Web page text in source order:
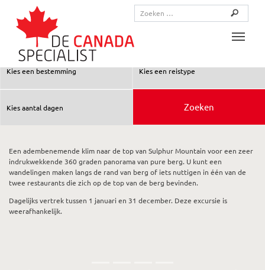
Een adembenemende klim naar de top van Sulphur Mountain voor een zeer
indrukwekkende 360 graden panorama van pure berg. U kunt een
wandelingen maken langs de rand van berg of iets nuttigen in één van de
twee restaurants die zich op de top van de berg bevinden.
Dagelijks vertrek tussen 1 januari en 31 december. Deze excursie is
weerafhankelijk.